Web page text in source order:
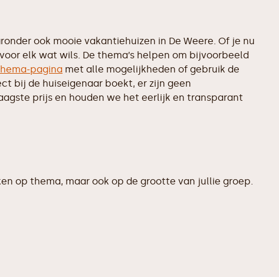
ook mooie vakantiehuizen in De Weere. Of je nu
elk wat wils. De thema’s helpen om bijvoorbeeld
pagina met alle mogelijkheden of gebruik de
bij de huiseigenaar boekt, er zijn geen
prijs en houden we het eerlijk en transparant
op thema, maar ook op de grootte van jullie groep.